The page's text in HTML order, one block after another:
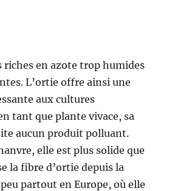
riches en azote trop humides
L’ortie offre ainsi une
aux cultures
tant que plante vivace, sa
aucun produit polluant.
elle est plus solide que
la fibre d’ortie depuis la
partout en Europe, où elle